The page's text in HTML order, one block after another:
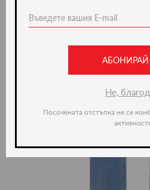
Не,
Посочената отстъпка не се